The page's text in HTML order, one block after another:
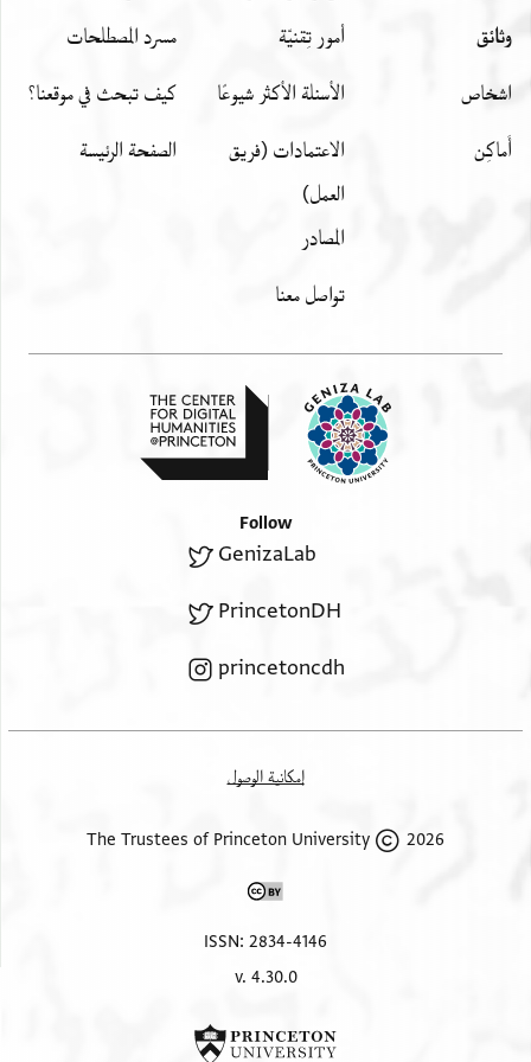
وثائق
اشخاص
أَماكِن
أمور تِقنيّة
الأسئلة الأكثر شيوعًا
الاعتمادات (فريق
العمل)
المصادر
تواصل معنا
مسرد المصطلحات
كيف تبحث في موقعنا؟
الصفحة الرئيسة
Follow
GenizaLab
PrincetonDH
princetoncdh
إمكانية الوصول
2026 The Trustees of Princeton University
ISSN: 2834-4146
v. 4.30.0